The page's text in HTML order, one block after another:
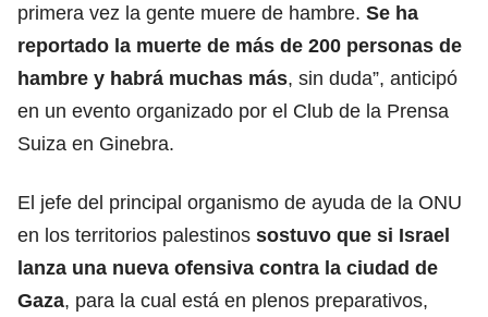
primera vez la gente muere de hambre. Se ha
reportado la muerte de más de 200 personas de
hambre y habrá muchas más, sin duda”, anticipó
en un evento organizado por el Club de la Prensa
Suiza en Ginebra.
El jefe del principal organismo de ayuda de la ONU
en los territorios palestinos sostuvo que si Israel
lanza una nueva ofensiva contra la ciudad de
Gaza, para la cual está en plenos preparativos,